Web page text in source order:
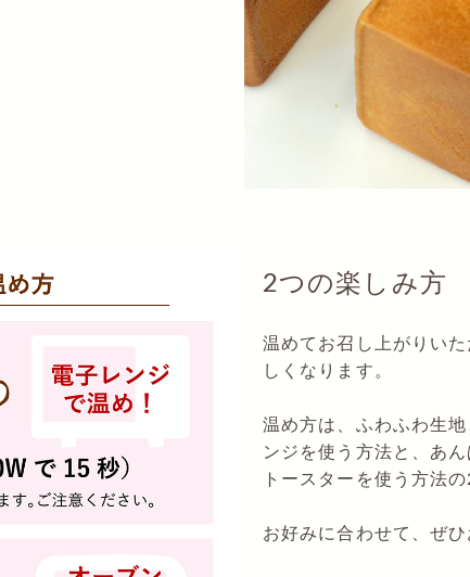
2つの楽しみ方
温めてお召し上がりい
しくなります。
温め方は、ふわふわ生
ンジを使う方法と、あ
トースターを使う方法
お好みに合わせて、ぜ